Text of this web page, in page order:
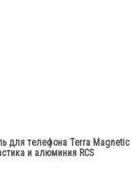
для телефона Terra Magnetic
и алюминия RCS